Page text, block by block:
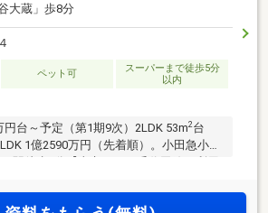
大蔵」歩8分
ペット可
スーパーまで徒歩5分
以内
円台～予定（第1期9次）2LDK 53m2 台
1億2590万円（先着順）。小田急小田
駅徒歩8分【東京メトロ千代田線も利用
戸建てスタイルで暮らせる全11タイプ